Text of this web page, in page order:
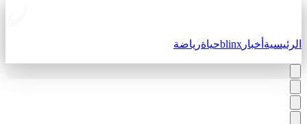
أخبارblinxحياةرياضة